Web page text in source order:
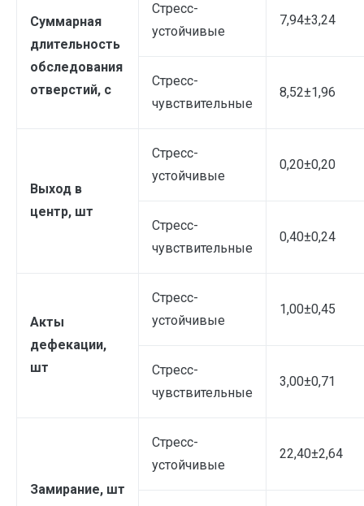
Суммарная
длительность
обследования
отверстий, с
Стресс-
устойчивые
7,94±3,24
Стресс-
чувствительные
8,52±1,96
Выход в
центр, шт
Стресс-
устойчивые
0,20±0,20
Стресс-
чувствительные
0,40±0,24
Акты
дефекации,
шт
Стресс-
устойчивые
1,00±0,45
Стресс-
чувствительные
3,00±0,71
Замирание, шт
Стресс-
устойчивые
22,40±2,64